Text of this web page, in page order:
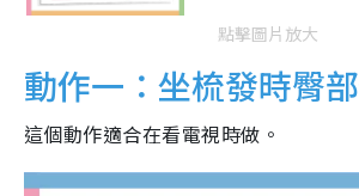
點擊圖片放大
動作一：坐梳發時臀
這個動作適合在看電視時做。